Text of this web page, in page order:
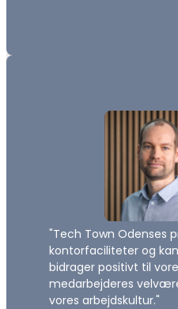
"Tech Town Odenses
kontorfaciliteter og
bidrager positivt til
medarbejderes
vores arbejdskultur."